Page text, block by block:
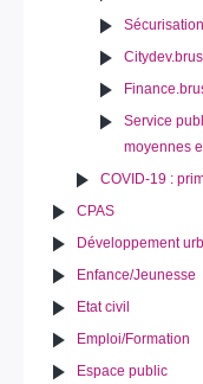
Service
moyennes
COVID-19 :
CPAS
Développement
Enfance/Jeunesse
Etat civil
Emploi/Formation
Espace public